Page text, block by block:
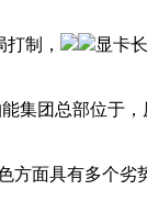
制，
显卡
集团总部位于，
方面具有多个劣